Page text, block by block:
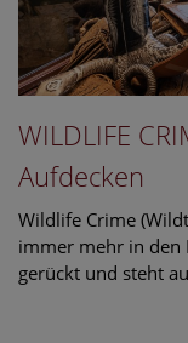
WILDLIFE
Aufdecken
Wildlife Crime
immer mehr in den
gerückt und steht